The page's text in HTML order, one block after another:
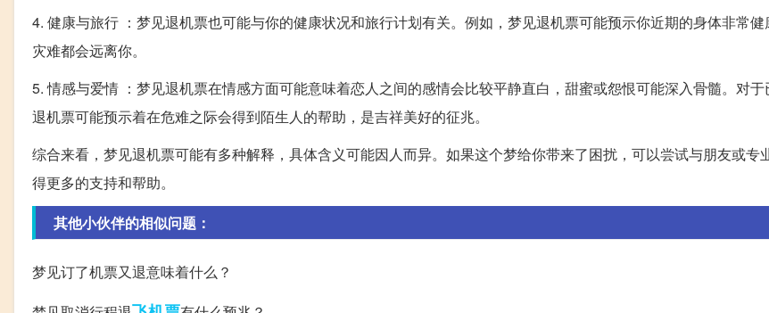
4. 健康与旅行 ：梦见退机票也可能与你的健康状况和旅行计划有关。例如，梦见退机票可能预示你近期的身体非常
灾难都会远离你。
5. 情感与爱情 ：梦见退机票在情感方面可能意味着恋人之间的感情会比较平静直白，甜蜜或怨恨可能深入骨髓。对
退机票可能预示着在危难之际会得到陌生人的帮助，是吉祥美好的征兆。
综合来看，梦见退机票可能有多种解释，具体含义可能因人而异。如果这个梦给你带来了困扰，可以尝试与朋友或专
得更多的支持和帮助。
其他小伙伴的相似问题：
梦见订了机票又退意味着什么？